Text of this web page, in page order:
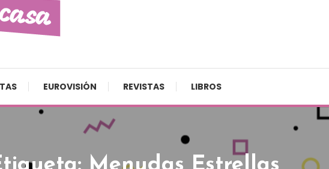
EUROVISIÓN REVISTAS LIBROS